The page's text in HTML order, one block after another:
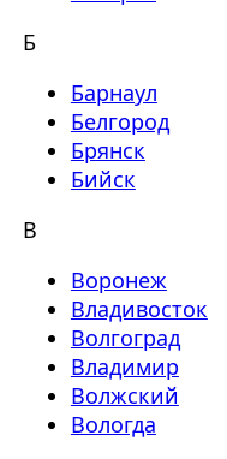
Б
Барнаул
Белгород
Брянск
Бийск
В
Воронеж
Владивосток
Волгоград
Владимир
Волжский
Вологда